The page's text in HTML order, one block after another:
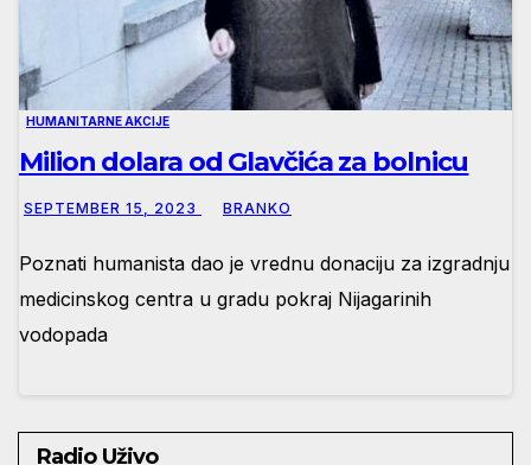
HUMANITARNE AKCIJE
Milion dolara od Glavčića za bolnicu
SEPTEMBER 15, 2023 BRANKO
Poznati humanista dao je vrednu donaciju za izgradnju
medicinskog centra u gradu pokraj Nijagarinih
vodopada
Radio Uživo